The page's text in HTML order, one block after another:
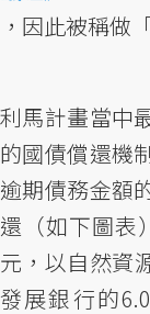
，因此被稱做
利馬計畫當中
的國債償還機
逾期債務金額
還（如下圖表
元，以自然資
發展銀行的